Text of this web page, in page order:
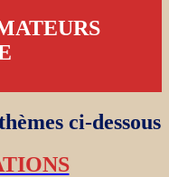
ci-dessous